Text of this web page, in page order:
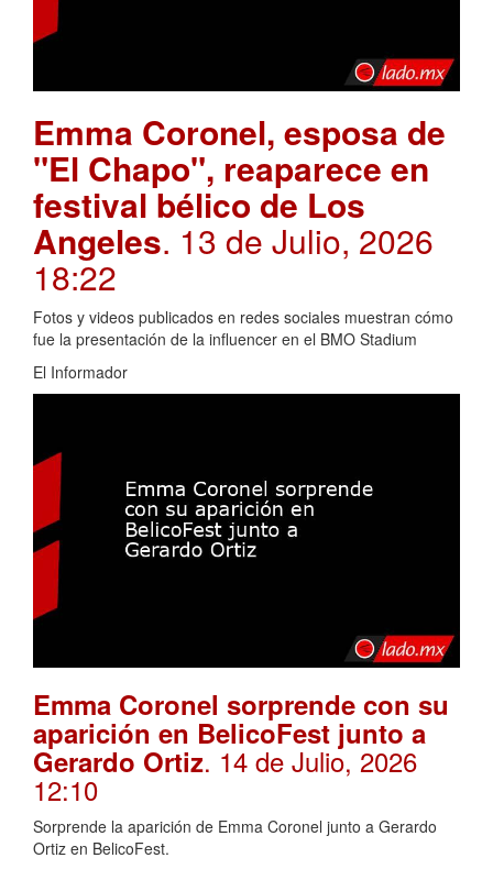
Emma Coronel, esposa de
"El Chapo", reaparece en
festival bélico de Los
Angeles. 13 de Julio, 2026
18:22
Fotos y videos publicados en redes sociales muestran cómo
fue la presentación de la influencer en el BMO Stadium
El Informador
Emma Coronel sorprende con su
aparición en BelicoFest junto a
Gerardo Ortiz. 14 de Julio, 2026
12:10
Sorprende la aparición de Emma Coronel junto a Gerardo
Ortiz en BelicoFest.